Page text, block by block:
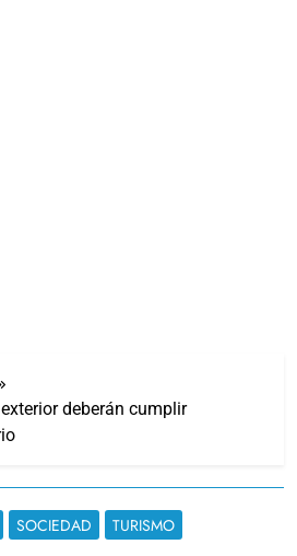
deberán cumplir
SOCIEDAD TURISMO